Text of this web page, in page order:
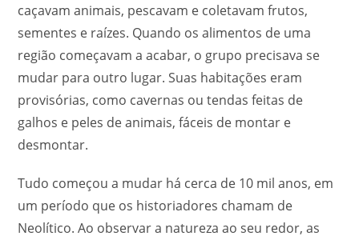
caçavam animais, pescavam e coletavam frutos,
sementes e raízes. Quando os alimentos de uma
região começavam a acabar, o grupo precisava se
mudar para outro lugar. Suas habitações eram
provisórias, como cavernas ou tendas feitas de
galhos e peles de animais, fáceis de montar e
desmontar.
Tudo começou a mudar há cerca de 10 mil anos, em
um período que os historiadores chamam de
Neolítico. Ao observar a natureza ao seu redor, as